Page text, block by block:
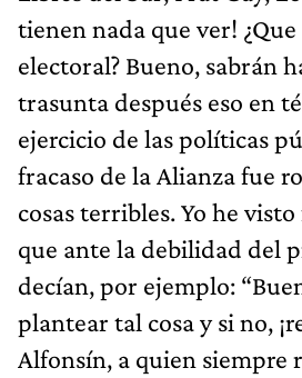
tienen nada que ver!
electoral? Bueno, sabrán
trasunta después eso en
ejercicio de las políticas
fracaso de la Alianza fue
cosas terribles. Yo he
que ante la debilidad del
decían, por ejemplo:
plantear tal cosa y si no,
Alfonsín, a quien siempre